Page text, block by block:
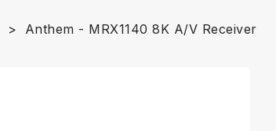
Anthem - MRX1140 8K A/V Receiver